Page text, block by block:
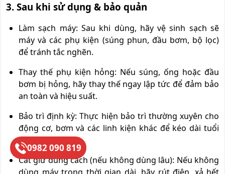
3. Sau khi sử dụng & bảo quản
Làm sạch máy: Sau khi dùng, hãy vệ sinh sạch sẽ
máy và các phụ kiện (súng phun, đầu bơm, bộ lọc)
để tránh tắc nghẽn.
Thay thế phụ kiện hỏng: Nếu súng, ống hoặc đầu
bơm bị hỏng, hãy thay thế ngay lập tức để đảm bảo
an toàn và hiệu suất.
Bảo trì định kỳ: Thực hiện bảo trì thường xuyên cho
động cơ, bơm và các linh kiện khác để kéo dài tuổi
thọ máy.
Cất giữ đúng cách (nếu không dùng lâu): Nếu không
0982 090 819